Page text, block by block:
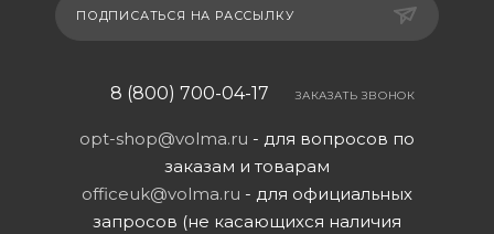
ПОДПИСАТЬСЯ НА РАССЫЛКУ
8 (800) 700-04-17 ЗАКАЗАТЬ ЗВОНОК
opt-shop@volma.ru - для вопросов по
заказам и товарам
officeuk@volma.ru - для официальных
запросов (не касающихся наличия